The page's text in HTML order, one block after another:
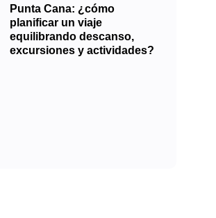
Punta Cana: ¿cómo
planificar un viaje
equilibrando descanso,
excursiones y actividades?